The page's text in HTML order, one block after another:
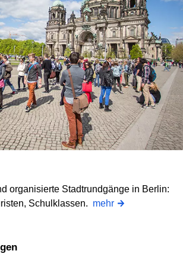
organisierte Stadtrundgänge in Berlin:
Schulklassen. mehr